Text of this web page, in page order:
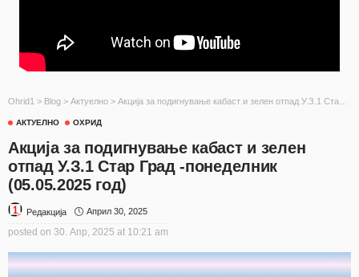
Ohrid1 > Blog > Актуелно > Акција за подигнување кабаст и зелен отпад У.З.1 Стар Град -понеделник (05.05.2025 год)
АКТУЕЛНО ОХРИД
Акција за подигнување кабаст и зелен
отпад У.З.1 Стар Град -понеделник
(05.05.2025 год)
Редакција Април 30, 2025
posted on 30. Апр, 2025 at 10:21 am